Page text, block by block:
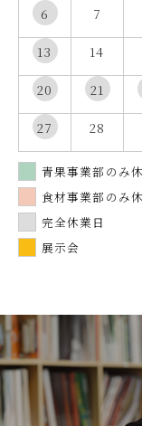
6 7
13 14
20 21
27 28
青果事業部のみ
食材事業部のみ
完全休業日
展示会